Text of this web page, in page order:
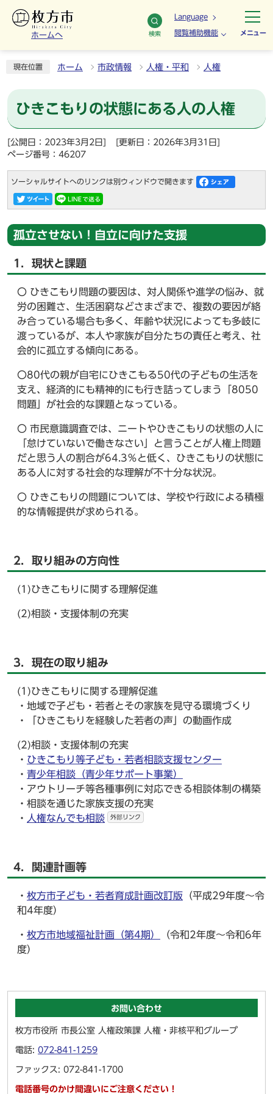
ホームへ 検索
Language
閲覧補助機能 メニュー
現在位置 ホーム 市政情報 人権・平和 人権
ひきこもりの状態にある人の人権
[公開日：2023年3月2日]
[更新日：2026年3月31日]
ページ番号：46207
ソーシャルサイトへのリンクは別ウィンドウで開きます
孤立させない！自立に向けた支援
1．現状と課題
〇 ひきこもり問題の要因は、対人関係や進学の悩み、就
労の困難さ、生活困窮などさまざまで、複数の要因が絡
み合っている場合も多く、年齢や状況によっても多岐に
渡っているが、本人や家族が自分たちの責任と考え、社
会的に孤立する傾向にある。
〇80代の親が自宅にひきこもる50代の子どもの生活を
支え、経済的にも精神的にも行き詰ってしまう「8050
問題」が社会的な課題となっている。
〇 市民意識調査では、ニートやひきこもりの状態の人に
「怠けていないで働きなさい」と言うことが人権上問題
だと思う人の割合が64.3％と低く、ひきこもりの状態に
ある人に対する社会的な理解が不十分な状況。
〇 ひきこもりの問題については、学校や行政による積極
的な情報提供が求められる。
2．取り組みの方向性
(1)ひきこもりに関する理解促進
(2)相談・支援体制の充実
3．現在の取り組み
(1)ひきこもりに関する理解促進
・地域で子ども・若者とその家族を見守る環境づくり
・「ひきこもりを経験した若者の声」の動画作成
(2)相談・支援体制の充実
・ ひきこもり等子ども・若者相談支援センター
・ 青少年相談（青少年サポート事業）
・アウトリーチ等各種事例に対応できる相談体制の構築
・相談を通じた家族支援の充実
・ 人権なんでも相談 外部リンク
4．関連計画等
・ 枚方市子ども・若者育成計画改訂版 （平成29年度～令
和4年度）
・ 枚方市地域福祉計画（第4期）
（令和2年度～令和6年
度）
お問い合わせ
枚方市役所 市長公室 人権政策課 人権・非核平和グループ
電話: 072-841-1259
ファックス: 072-841-1700
電話番号のかけ間違いにご注意ください！